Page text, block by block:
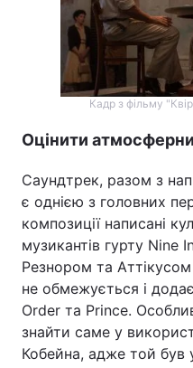
Кадр з фільму
Оцінити
Саундтрек, разом з
є однією з головних
композиції написані
музикантів гурту Nine
Резнором та
не обмежується і
Order та Prince.
знайти саме у
Кобейна, адже той був